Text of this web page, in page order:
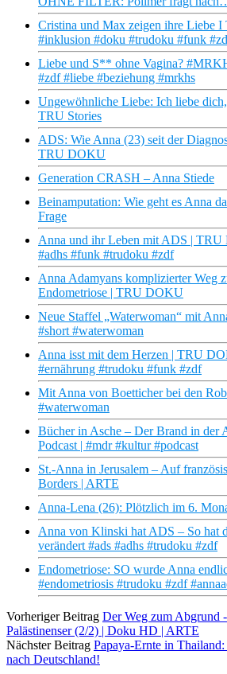
Cristina und Max zeigen ihre Liebe
#inklusion #doku #trudoku #funk
Liebe und S** ohne Vagina?
#zdf #liebe #beziehung #mrkhs
Ungewöhnliche Liebe: Ich liebe
TRU Stories
ADS: Wie Anna (23) seit der
TRU DOKU
Generation CRASH – Anna Stiede
Beinamputation: Wie geht es Anna
Frage
Anna und ihr Leben mit ADS |
#adhs #funk #trudoku #zdf
Anna Adamyans komplizierter Weg
Endometriose | TRU DOKU
Neue Staffel „Waterwoman“ mit
#short #waterwoman
Anna isst mit dem Herzen | TRU
#ernährung #trudoku #funk #zdf
Mit Anna von Boetticher bei den
#waterwoman
Bücher in Asche – Der Brand in der
Podcast | #mdr #kultur #podcast
St.-Anna in Jerusalem – Auf
Borders | ARTE
Anna-Lena (26): Plötzlich im 6.
Anna von Klinski hat ADS – So hat
verändert #ads #adhs #trudoku #zdf
Endometriose: SO wurde Anna
#endometriosis #trudoku #zdf
Vorheriger Beitrag Der Weg zum Abgrund
Palästinenser (2/2) | Doku HD | ARTE
Nächster Beitrag Papaya-Ernte in
nach Deutschland!